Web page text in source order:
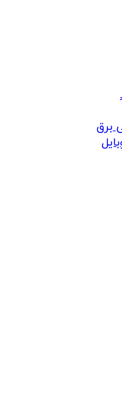
برق